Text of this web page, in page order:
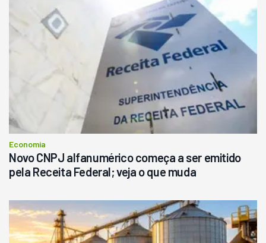
Economia
Novo CNPJ alfanumérico começa a ser emitido
pela Receita Federal; veja o que muda